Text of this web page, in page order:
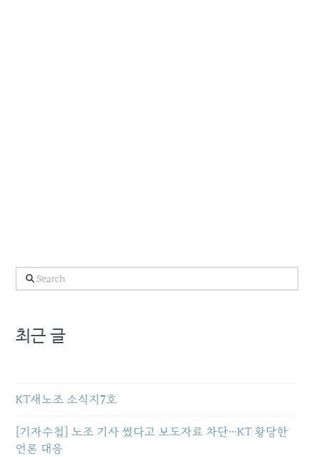
Search
최근 글
KT새노조 소식지7호
[기자수첩] 노조 기사 썼다고 보도자료 차단…KT 황당한
언론 대응